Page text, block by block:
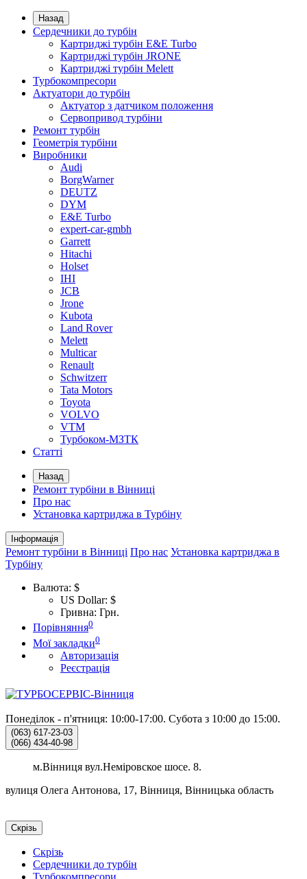
Назад
Сердечники до турбін
Картриджі турбін E&E Turbo
Картриджі турбін JRONE
Картриджі турбін Melett
Турбокомпресори
Актуатори до турбін
Актуатор з датчиком положення
Сервопривод турбіни
Ремонт турбін
Геометрія турбіни
Виробники
Audi
BorgWarner
DEUTZ
DYM
E&E Turbo
expert-car-gmbh
Garrett
Hitachi
Holset
IHI
JCB
Jrone
Kubota
Land Rover
Melett
Multicar
Renault
Schwitzerr
Tata Motors
Toyota
VOLVO
VTM
Турбоком-МЗТК
Статті
Назад
Ремонт турбіни в Вінниці
Про нас
Установка картриджа в Турбіну
Інформація
Ремонт турбіни в Вінниці Про нас Установка картриджа в
Турбіну
Валюта: $
US Dollar: $
Гривна: Грн.
Порівняння0
Мої закладки0
Авторизація
Реєстрація
Понеділок - п'ятниця: 10:00-17:00. Субота з 10:00 до 15:00.
(063) 617-23-03
(066) 434-40-98
м.Вінниця вул.Неміровское шосе. 8.
вулиця Олега Антонова, 17, Вінниця, Вінницька область
Скрізь
Скрізь
Сердечники до турбін
Турбокомпресори